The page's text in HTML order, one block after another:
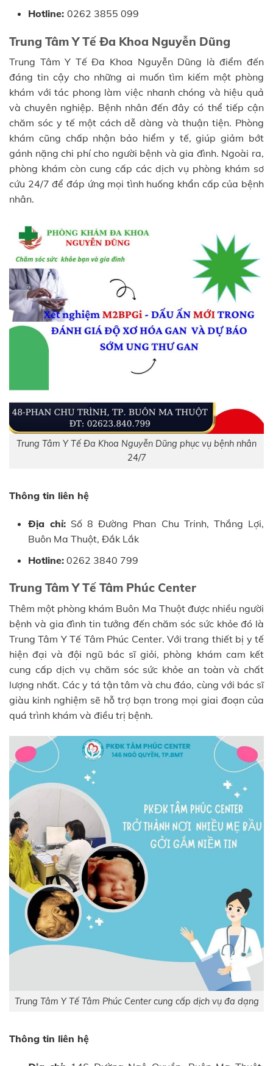
Hotline: 0262 3855 099
Trung Tâm Y Tế Đa Khoa Nguyễn Dũng
Trung Tâm Y Tế Đa Khoa Nguyễn Dũng là điểm đến
đáng tin cậy cho những ai muốn tìm kiếm một phòng
khám với tác phong làm việc nhanh chóng và hiệu quả
và chuyên nghiệp. Bệnh nhân đến đây có thể tiếp cận
chăm sóc y tế một cách dễ dàng và thuận tiện. Phòng
khám cũng chấp nhận bảo hiểm y tế, giúp giảm bớt
gánh nặng chi phí cho người bệnh và gia đình. Ngoài ra,
phòng khám còn cung cấp các dịch vụ phòng khám sơ
cứu 24/7 để đáp ứng mọi tình huống khẩn cấp của bệnh
nhân.
Trung Tâm Y Tế Đa Khoa Nguyễn Dũng phục vụ bệnh nhân
24/7
Thông tin liên hệ
Địa chỉ:Số 8 Đường Phan Chu Trinh, Thắng Lợi,
Buôn Ma Thuột, Đắk Lắk
Hotline:0262 3840 799
Trung Tâm Y Tế Tâm Phúc Center
Thêm một phòng khám Buôn Ma Thuột được nhiều người
bệnh và gia đình tin tưởng đến chăm sóc sức khỏe đó là
Trung Tâm Y Tế Tâm Phúc Center. Với trang thiết bị y tế
hiện đại và đội ngũ bác sĩ giỏi, phòng khám cam kết
cung cấp dịch vụ chăm sóc sức khỏe an toàn và chất
lượng nhất. Các y tá tận tâm và chu đáo, cùng với bác sĩ
giàu kinh nghiệm sẽ hỗ trợ bạn trong mọi giai đoạn của
quá trình khám và điều trị bệnh.
Trung Tâm Y Tế Tâm Phúc Center cung cấp dịch vụ đa dạng
Thông tin liên hệ